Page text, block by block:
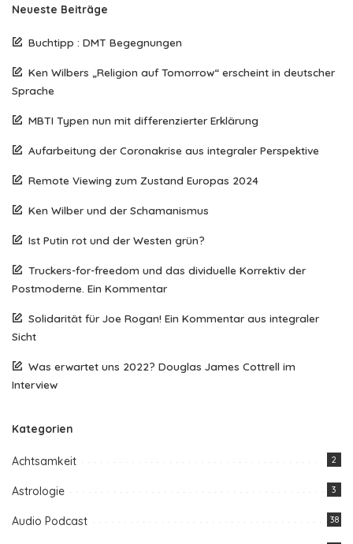
Neueste Beiträge
Buchtipp : DMT Begegnungen
Ken Wilbers „Religion auf Tomorrow“ erscheint in deutscher
Sprache
MBTI Typen nun mit differenzierter Erklärung
Aufarbeitung der Coronakrise aus integraler Perspektive
Remote Viewing zum Zustand Europas 2024
Ken Wilber und der Schamanismus
Ist Putin rot und der Westen grün?
Truckers-for-freedom und das dividuelle Korrektiv der
Postmoderne. Ein Kommentar
Solidarität für Joe Rogan! Ein Kommentar aus integraler
Sicht
Was erwartet uns 2022? Douglas James Cottrell im
Interview
Kategorien
Achtsamkeit 2
Astrologie 3
Audio Podcast 38